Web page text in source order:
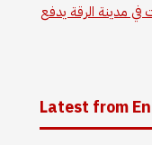
في مدينة الرقة يدفع
Latest from